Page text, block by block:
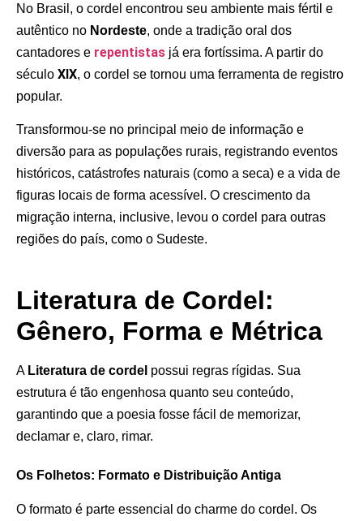
No Brasil, o cordel encontrou seu ambiente mais fértil e
autêntico no Nordeste, onde a tradição oral dos
cantadores e repentistas já era fortíssima. A partir do
século XIX, o cordel se tornou uma ferramenta de registro
popular.
Transformou-se no principal meio de informação e
diversão para as populações rurais, registrando eventos
históricos, catástrofes naturais (como a seca) e a vida de
figuras locais de forma acessível. O crescimento da
migração interna, inclusive, levou o cordel para outras
regiões do país, como o Sudeste.
Literatura de Cordel:
Gênero, Forma e Métrica
A Literatura de cordel possui regras rígidas. Sua
estrutura é tão engenhosa quanto seu conteúdo,
garantindo que a poesia fosse fácil de memorizar,
declamar e, claro, rimar.
Os Folhetos: Formato e Distribuição Antiga
O formato é parte essencial do charme do cordel. Os